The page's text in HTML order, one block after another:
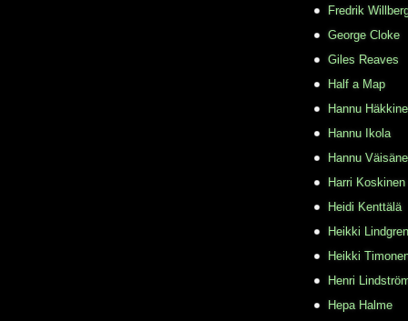
Fredrik
George Cloke
Giles Reaves
Half a Map
Hannu
Hannu Ikola
Hannu
Harri Koskinen
Heidi Kenttälä
Heikki Lindgren
Heikki
Henri
Hepa Halme